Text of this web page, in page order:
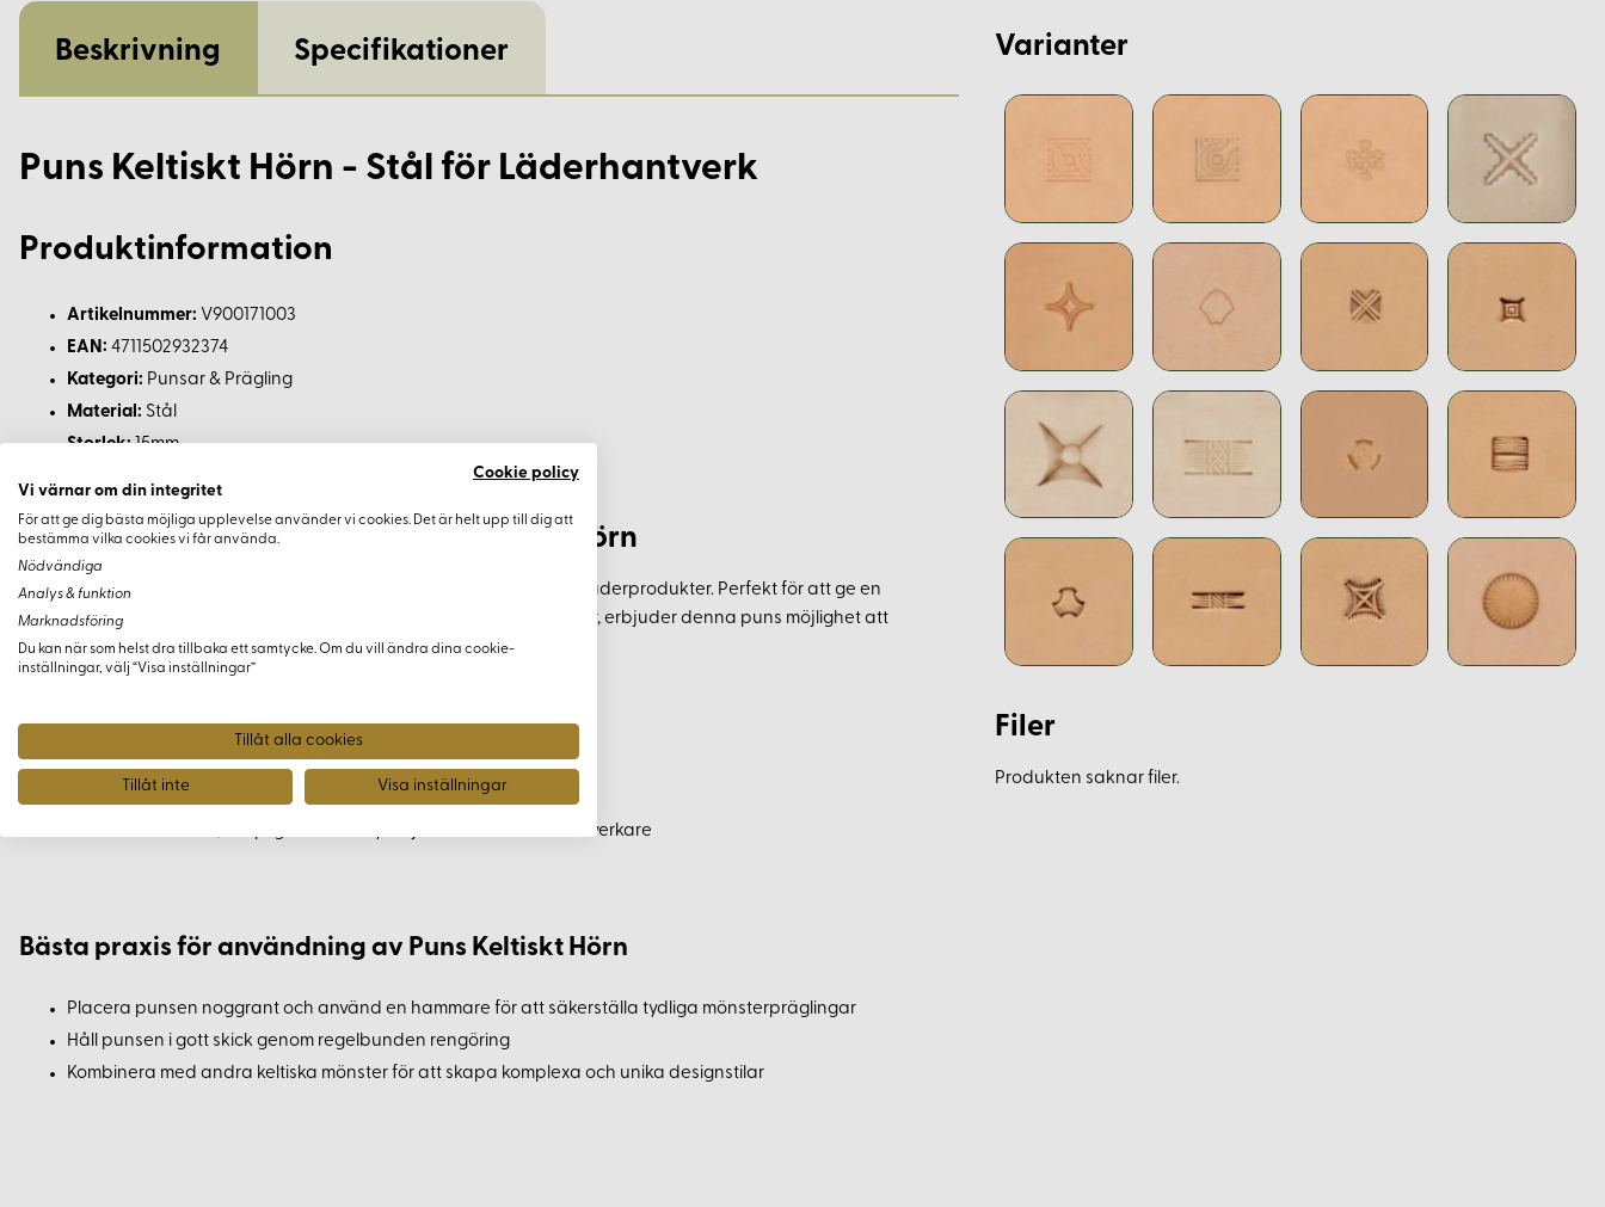
Beskrivning Specifikationer
Puns Keltiskt Hörn - Stål för Läderhantverk
Produktinformation
Artikelnummer: V900171003
EAN: 4711502932374
Kategori: Punsar & Prägling
Material: Stål
Storlek:15mm
Användningsområden för Puns Keltiskt Hörn
Denna puns är idealisk för att skapa stilfulla keltiska hörnmönster på läderprodukter. Perfekt för att ge en
traditionell och detaljerad stil till bälten, väskor och andra accessoarer, erbjuder denna puns möjlighet att
förvandla enkla projekt till konstnärliga uttryck.
Exakta och detaljerade mönster för eleganta kantdetaljer
Slitstark stålkonstruktion som säkerställer långvarig hållbarhet
Enkel att använda, lämplig för både nybörjare och erfarna hantverkare
Bästa praxis för användning av Puns Keltiskt Hörn
Placera punsen noggrant och använd en hammare för att säkerställa tydliga mönsterpräglingar
Håll punsen i gott skick genom regelbunden rengöring
Kombinera med andra keltiska mönster för att skapa komplexa och unika designstilar
Varianter
Filer
Produkten saknar filer.
Cookie policy
Vi värnar om din integritet
För att ge dig bästa möjliga upplevelse använder vi cookies. Det är helt upp till dig att
bestämma vilka cookies vi får använda.
Nödvändiga
Analys & funktion
Marknadsföring
Du kan när som helst dra tillbaka ett samtycke. Om du vill ändra dina cookie-
inställningar, välj “Visa inställningar”
Tillåt alla cookies
Tillåt inte Visa inställningar